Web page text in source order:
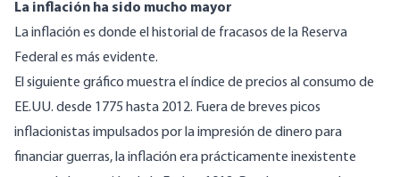
La inflación ha sido mucho mayor
La inflación es donde el historial de fracasos de la Reserva
Federal es más evidente.
El siguiente gráfico muestra el índice de precios al consumo de
EE.UU. desde 1775 hasta 2012. Fuera de breves picos
inflacionistas impulsados por la impresión de dinero para
financiar guerras, la inflación era prácticamente inexistente